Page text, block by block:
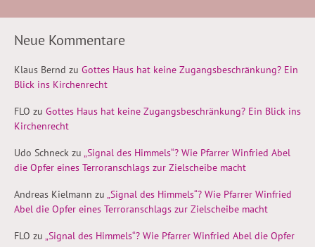
Neue Kommentare
Klaus Bernd zu Gottes Haus hat keine Zugangsbeschränkung? Ein
Blick ins Kirchenrecht
FLO zu Gottes Haus hat keine Zugangsbeschränkung? Ein Blick ins
Kirchenrecht
Udo Schneck zu „Signal des Himmels“? Wie Pfarrer Winfried Abel
die Opfer eines Terroranschlags zur Zielscheibe macht
Andreas Kielmann zu „Signal des Himmels“? Wie Pfarrer Winfried
Abel die Opfer eines Terroranschlags zur Zielscheibe macht
FLO zu „Signal des Himmels“? Wie Pfarrer Winfried Abel die Opfer